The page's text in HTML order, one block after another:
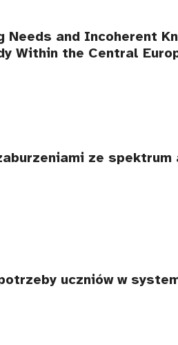
Needs and Incoherent
Within the Central
ze
uczniów w